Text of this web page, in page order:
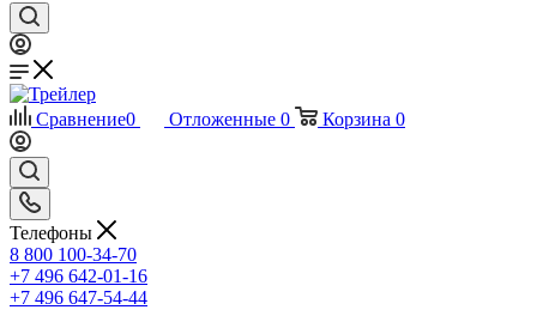
Сравнение0 Отложенные 0 Корзина 0
Телефоны
8 800 100-34-70
+7 496 642-01-16
+7 496 647-54-44